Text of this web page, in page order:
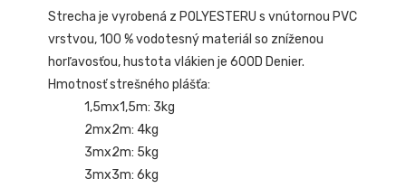
Strecha je vyrobená z POLYESTERU s vnútornou PVC
vrstvou, 100 % vodotesný materiál so zníženou
horľavosťou, hustota vlákien je 600D Denier.
Hmotnosť strešného plášťa:
1,5mx1,5m: 3kg
2mx2m: 4kg
3mx2m: 5kg
3mx3m: 6kg